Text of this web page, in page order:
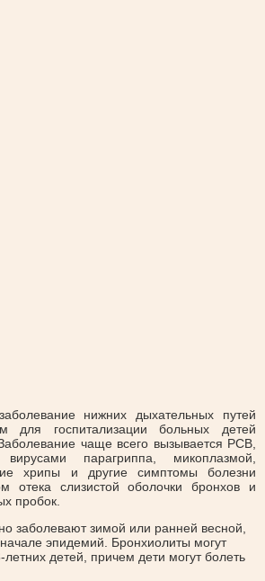
нижних дыхательных путей
для госпитализации больных детей
чаще всего вызывается РСВ,
парагриппа, микоплазмой,
хрипы и другие симптомы болезни
отека слизистой оболочки бронхов и
пробок.
заболевают зимой или ранней весной,
эпидемий. Бронхиолиты могут
детей, причем дети могут болеть